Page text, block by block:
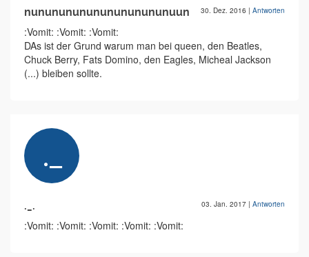
nununununununununununuun 30. Dez. 2016 | Antworten
:Vomit: :Vomit: :Vomit:
DAs ist der Grund warum man bei queen, den Beatles,
Chuck Berry, Fats Domino, den Eagles, Micheal Jackson
(...) bleiben sollte.
._. 03. Jan. 2017 | Antworten
:Vomit: :Vomit: :Vomit: :Vomit: :Vomit: